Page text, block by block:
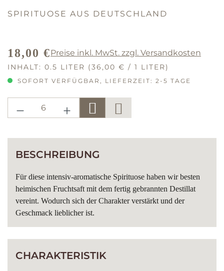
SPIRITUOSE AUS DEUTSCHLAND
REGULÄRER PREIS:
18,00 €Preise inkl. MwSt. zzgl. Versandkosten
INHALT: 0.5 LITER (36,00 € / 1 LITER)
SOFORT VERFÜGBAR, LIEFERZEIT: 2-5 TAGE
PRODUKT ANZAHL: GIB DEN
BESCHREIBUNG
Für diese intensiv-aromatische Spirituose haben wir besten
heimischen Fruchtsaft mit dem fertig gebrannten Destillat
vereint. Wodurch sich der Charakter verstärkt und der
Geschmack lieblicher ist.
CHARAKTERISTIK